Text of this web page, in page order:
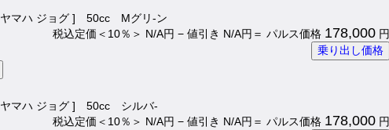
ヤマハ ジョグ ] 50cc Mグリ-ン
税込定価＜10％＞ N/A円 − 値引き N/A円＝ パルス価格 178,000 円
乗り出し価格
ヤマハ ジョグ ] 50cc シルバ-
税込定価＜10％＞ N/A円 − 値引き N/A円＝ パルス価格 178,000 円